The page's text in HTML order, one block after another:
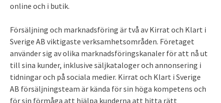
online och i butik.
Försäljning och marknadsföring är två av Kirrat och Klart i
Sverige AB viktigaste verksamhetsområden. Företaget
använder sig av olika marknadsföringskanaler för att nå ut
till sina kunder, inklusive säljkataloger och annonsering i
tidningar och på sociala medier. Kirrat och Klart i Sverige
AB försäljningsteam är kända för sin höga kompetens och
för sin förmåga att hjälpa kunderna att hitta rätt